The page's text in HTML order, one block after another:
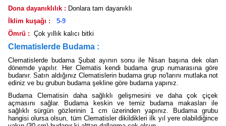
Dona dayanıklılık : Donlara tam dayanıklı
İklim kuşağı :
5-9
Ömrü : Çok yıllık kalıcı bitki
Clematislerde Budama :
Clematislerde budama Şubat ayının sonu ile Nisan başına dek olan
dönemde yapılır. Her Clematis kendi budama grup numarasına göre
budanır. Satın aldığınız Clematislerin budama grup no'larını mutlaka not
ediniz ve bu grubun budama şekline göre budama yapınız.
Budama Clematisin daha sağlıklı gelişmesini ve daha çok çiçek
açmasını sağlar. Budama keskin ve temiz budama makasları ile
sağlıklı sürgün gözlerinin 1 cm üzerinden yapınız. Budama grubu
hangisi olursa olsun, tüm Clematisler dikildikleri ilk yıl yere olabildiğince